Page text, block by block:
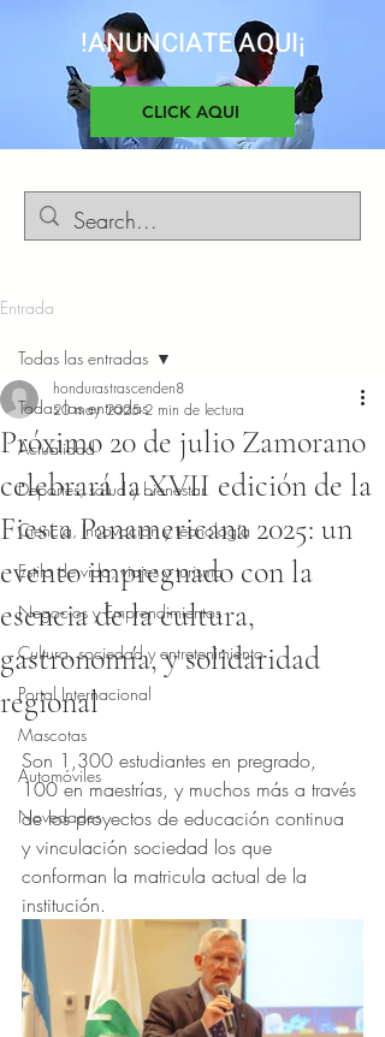
!ANUNCIATE AQUI¡
CLICK AQUI
Entrada
Todas las entradas
Actualidad
Deportes, salud y bienestar
Ciencia, Innovacion y tecnología
Estilo de vida, viajes y turismo
Negocios y Emprendimientos
Cultura, sociedad y entretenimiento
Portal Internacional
Mascotas
Automóviles
Novedades
Todas las entradas
Próximo 20 de julio Zamorano
celebrará la XVII edición de la
Fiesta Panamericana 2025: un
evento impregnado con la
esencia de la cultura,
gastronomía, y solidaridad
regional
hondurastrascenden8
20 may 2025 2 min de lectura
Obtuvo NaN de 5 estrellas.
Son 1,300 estudiantes en pregrado,
100 en maestrías, y muchos más a través
de los proyectos de educación continua
y vinculación sociedad los que
conforman la matricula actual de la
institución.